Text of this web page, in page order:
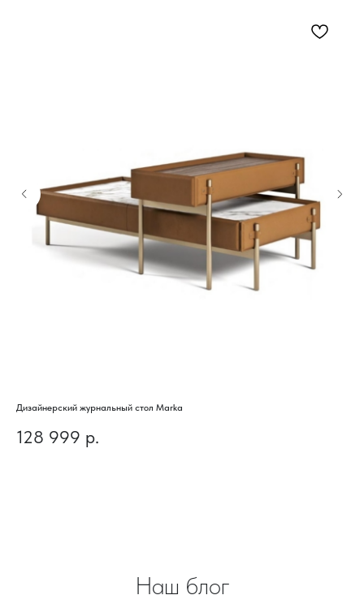
Дизайнерский журнальный стол Marka
128 999 р.
Наш блог